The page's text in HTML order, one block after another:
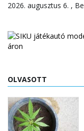
2026. augusztus 6. ,
OLVASOTT